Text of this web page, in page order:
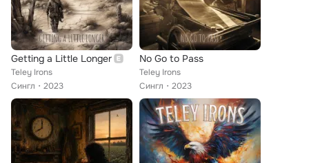
Getting a Little Longer
Teley Irons
Сингл
2023
No Go to Pass
Teley Irons
Сингл
2023